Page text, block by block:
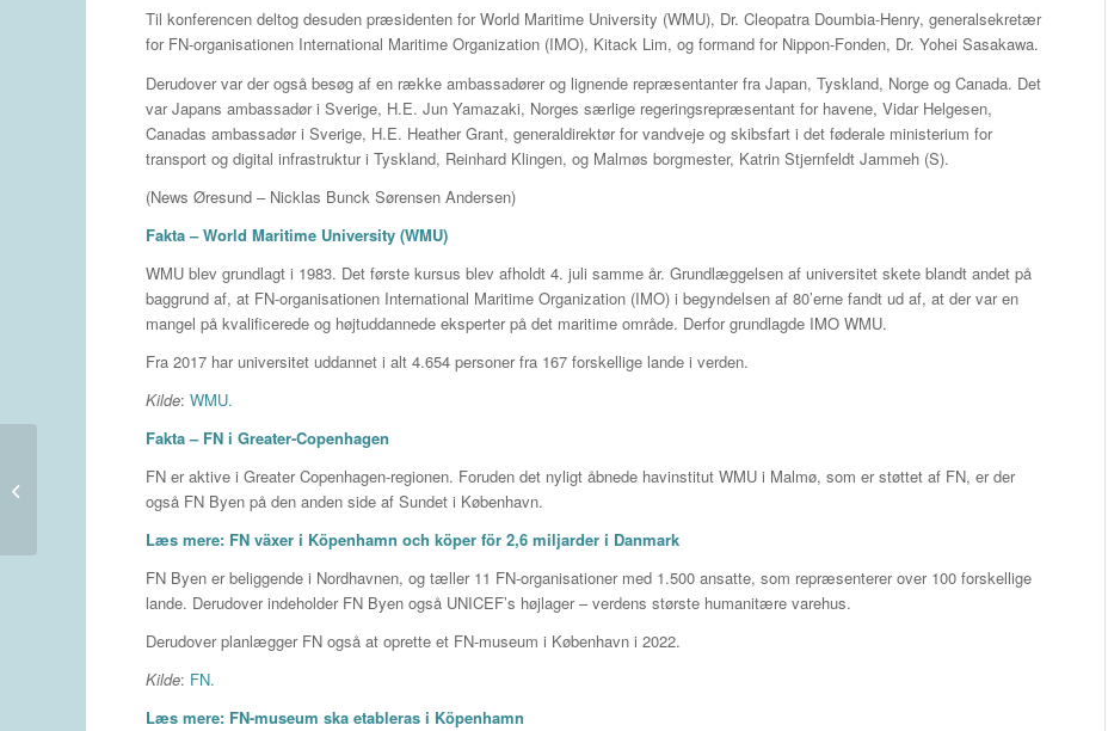
Til konferencen deltog desuden præsidenten for World Maritime University (WMU), Dr. Cleopatra Doumbia-Henry, generalsekretær
for FN-organisationen International Maritime Organization (IMO), Kitack Lim, og formand for Nippon-Fonden, Dr. Yohei Sasakawa.
Derudover var der også besøg af en række ambassadører og lignende repræsentanter fra Japan, Tyskland, Norge og Canada. Det
var Japans ambassadør i Sverige, H.E. Jun Yamazaki, Norges særlige regeringsrepræsentant for havene, Vidar Helgesen,
Canadas ambassadør i Sverige, H.E. Heather Grant, generaldirektør for vandveje og skibsfart i det føderale ministerium for
transport og digital infrastruktur i Tyskland, Reinhard Klingen, og Malmøs borgmester, Katrin Stjernfeldt Jammeh (S).
(News Øresund – Nicklas Bunck Sørensen Andersen)
Fakta – World Maritime University (WMU)
WMU blev grundlagt i 1983. Det første kursus blev afholdt 4. juli samme år. Grundlæggelsen af universitet skete blandt andet på
baggrund af, at FN-organisationen International Maritime Organization (IMO) i begyndelsen af 80’erne fandt ud af, at der var en
mangel på kvalificerede og højtuddannede eksperter på det maritime område. Derfor grundlagde IMO WMU.
Fra 2017 har universitet uddannet i alt 4.654 personer fra 167 forskellige lande i verden.
Kilde: WMU.
Fakta – FN i Greater-Copenhagen
FN er aktive i Greater Copenhagen-regionen. Foruden det nyligt åbnede havinstitut WMU i Malmø, som er støttet af FN, er der
også FN Byen på den anden side af Sundet i København.
Læs mere: FN växer i Köpenhamn och köper för 2,6 miljarder i Danmark
FN Byen er beliggende i Nordhavnen, og tæller 11 FN-organisationer med 1.500 ansatte, som repræsenterer over 100 forskellige
lande. Derudover indeholder FN Byen også UNICEF’s højlager – verdens største humanitære varehus.
Derudover planlægger FN også at oprette et FN-museum i København i 2022.
Kilde: FN.
Læs mere: FN-museum ska etableras i Köpenhamn
ersättas av stickprov och